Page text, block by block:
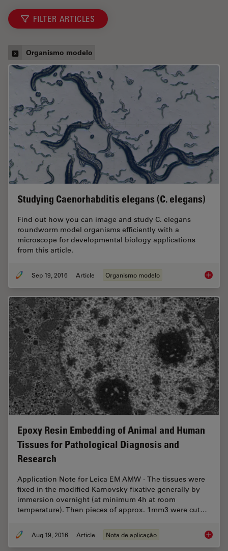
FILTER ARTICLES
Organismo modelo
Studying Caenorhabditis elegans (C. elegans)
Find out how you can image and study C. elegans
roundworm model organisms efficiently with a
microscope for developmental biology applications
from this article.
Sep 19, 2016 Article Organismo modelo
Epoxy Resin Embedding of Animal and Human
Tissues for Pathological Diagnosis and
Research
Application Note for Leica EM AMW - The tissues were
fixed in the modified Karnovsky fixative generally by
immersion overnight (at minimum 4h at room
temperature). Then pieces of approx. 1mm3 were cut…
Aug 19, 2016 Article Nota de aplicação Epoxy